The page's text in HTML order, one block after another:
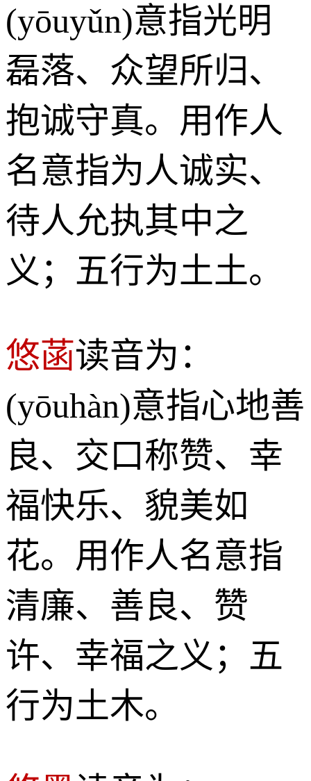
(yōuyǔn)意指光明
磊落、众望所归、
抱诚守真。用作人
名意指为人诚实、
待人允执其中之
义；五行为土土。
悠菡读音为：
(yōuhàn)意指心地善
良、交口称赞、幸
福快乐、貌美如
花。用作人名意指
清廉、善良、赞
许、幸福之义；五
行为土木。